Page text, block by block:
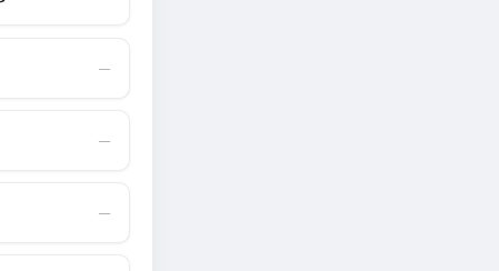
―
―
―